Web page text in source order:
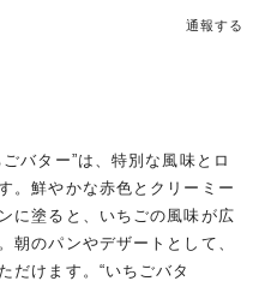
通報する
バター”は、特別な風味とロ
。鮮やかな赤色とクリーミー
に塗ると、いちごの風味が広
朝のパンやデザートとして、
だけます。“いちごバタ